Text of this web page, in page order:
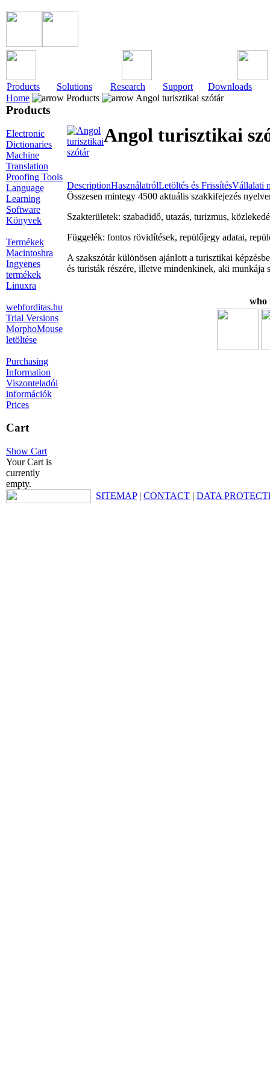
Products Solutions Research Support
Downloads
Home
Products Angol turisztikai szótár
Products
Electronic
Dictionaries
Machine
Translation
Proofing Tools
Language
Learning
Software
Könyvek
Termékek
Macintoshra
Ingyenes
termékek
Linuxra
webforditas.hu
Trial Versions
MorphoMouse
letöltése
Purchasing
Information
Viszonteladói
információk
Prices
Cart
Show Cart
Your Cart is
currently
empty.
Angol turisztikai
DescriptionHasználatrólLetöltés és FrissítésVállalati
Összesen mintegy 4500 aktuális szakkifejezés
Szakterületek: szabadidő, utazás, turizmus,
Függelék: fontos rövidítések, repülőjegy adatai,
A szakszótár különösen ajánlott a turisztikai
és turisták részére, illetve mindenkinek, aki
who
SITEMAP| CONTACT | DATA